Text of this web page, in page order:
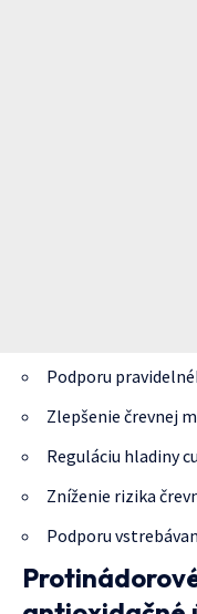
Podporu
Zlepšenie črevnej
Reguláciu hladiny
Zníženie rizika
Podporu